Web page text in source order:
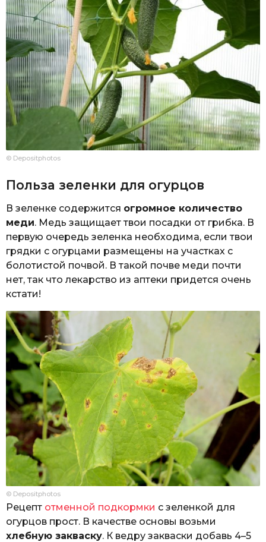
© Depositphotos
Польза зеленки для огурцов
В зеленке содержится огромное количество
меди. Медь защищает твои посадки от грибка. В
первую очередь зеленка необходима, если твои
грядки с огурцами размещены на участках с
болотистой почвой. В такой почве меди почти
нет, так что лекарство из аптеки придется очень
кстати!
© Depositphotos
Рецепт отменной подкормки с зеленкой для
огурцов прост. В качестве основы возьми
хлебную закваску. К ведру закваски добавь 4–5